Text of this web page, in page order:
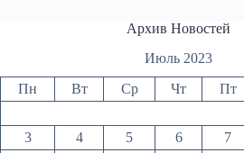
Архив Новостей
Июль 2023
Пн Вт Ср Чт Пт
3
4 5 6 7